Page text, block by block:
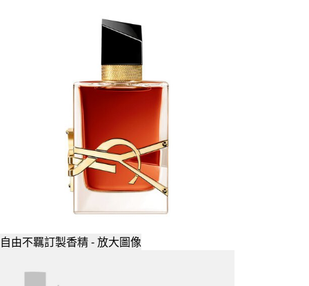
自由不羈訂製香精 - 放大圖像